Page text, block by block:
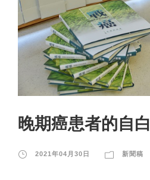
晚期癌患者的自白
2021年04月30日 新聞稿